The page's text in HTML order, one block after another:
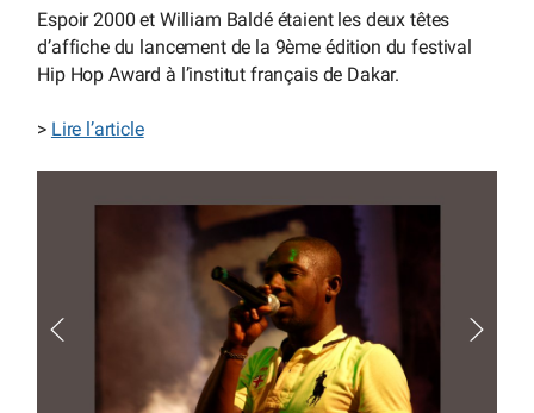
Espoir 2000 et William Baldé étaient les deux têtes
d’affiche du lancement de la 9ème édition du festival
Hip Hop Award à l’institut français de Dakar.
> Lire l’article